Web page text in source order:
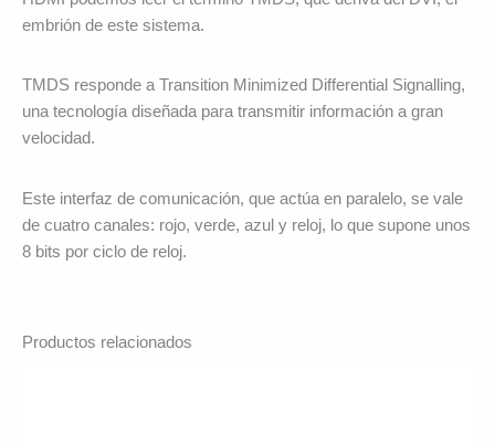
embrión de este sistema.
TMDS responde a Transition Minimized Differential Signalling,
una tecnología diseñada para transmitir información a gran
velocidad.
Este interfaz de comunicación, que actúa en paralelo, se vale
de cuatro canales: rojo, verde, azul y reloj, lo que supone unos
8 bits por ciclo de reloj.
Productos relacionados